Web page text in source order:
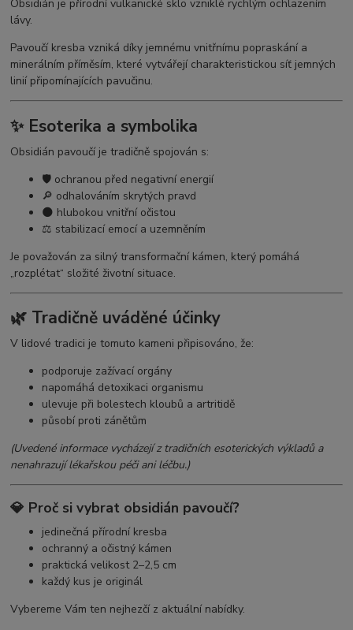
Obsidián je přírodní vulkanické sklo vzniklé rychlým ochlazením
lávy.
Pavoučí kresba vzniká díky jemnému vnitřnímu popraskání a
minerálním příměsím, které vytvářejí charakteristickou síť jemných
linií připomínajících pavučinu.
✨ Esoterika a symbolika
Obsidián pavoučí je tradičně spojován s:
🛡️ ochranou před negativní energií
🔎 odhalováním skrytých pravd
🌑 hlubokou vnitřní očistou
⚖️ stabilizací emocí a uzemněním
Je považován za silný transformační kámen, který pomáhá
„rozplétat“ složité životní situace.
🌿 Tradičně uváděné účinky
V lidové tradici je tomuto kameni připisováno, že:
podporuje zažívací orgány
napomáhá detoxikaci organismu
ulevuje při bolestech kloubů a artritidě
působí proti zánětům
(Uvedené informace vycházejí z tradičních esoterických výkladů a
nenahrazují lékařskou péči ani léčbu.)
💎 Proč si vybrat obsidián pavoučí?
jedinečná přírodní kresba
ochranný a očistný kámen
praktická velikost 2–2,5 cm
každý kus je originál
Vybereme Vám ten nejhezčí z aktuální nabídky.